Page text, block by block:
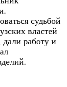
судьбой
властей
работу и